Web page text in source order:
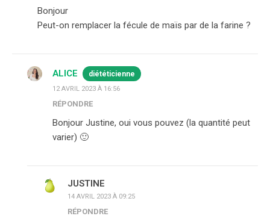
Bonjour
Peut-on remplacer la fécule de maïs par de la farine ?
ALICE diététicienne
12 AVRIL 2023 À 16:56
RÉPONDRE
Bonjour Justine, oui vous pouvez (la quantité peut
varier) 🙂
JUSTINE
14 AVRIL 2023 À 09:25
RÉPONDRE